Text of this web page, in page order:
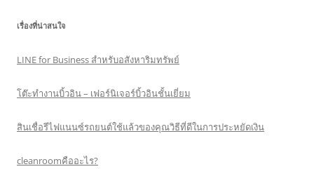
เรื่องที่น่าสนใจ
LINE for Business สำหรับอสังหาริมทรัพย์
โต๊ะทำงานบิ้วอิน – เฟอร์นิเจอร์บิ้วอินชั้นเยี่ยม
สินเชื่อรีไฟแนนซ์รถยนต์ใช้แล้วของคุณวิธีที่ดีในการประหยัดเงิน
cleanroomคืออะไร?